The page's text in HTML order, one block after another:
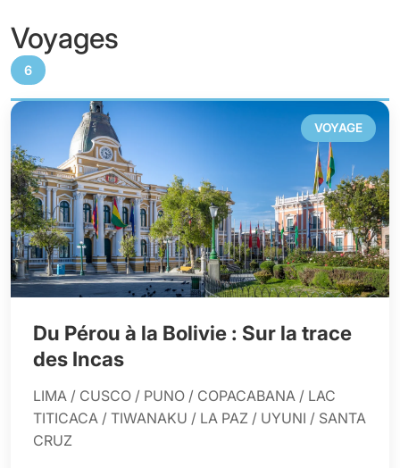
Voyages
6
VOYAGE
Du Pérou à la Bolivie : Sur la trace
des Incas
LIMA / CUSCO / PUNO / COPACABANA / LAC
TITICACA / TIWANAKU / LA PAZ / UYUNI / SANTA
CRUZ